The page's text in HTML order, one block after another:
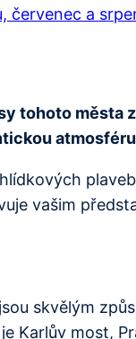
červenec a
tohoto města
vašim
skvělým
Karlův most,